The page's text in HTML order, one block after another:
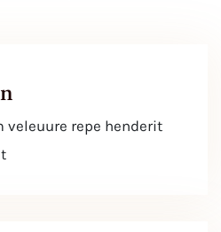
veleuure repe henderit